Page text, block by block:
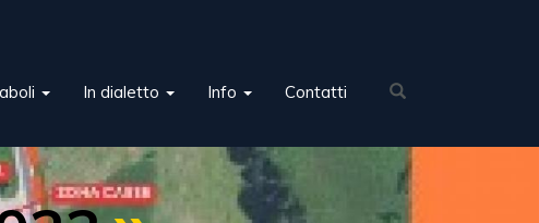
In dialetto Info Contatti